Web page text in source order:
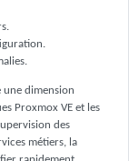
une dimension
Proxmox VE et les
des
métiers, la